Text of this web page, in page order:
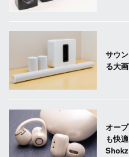
サウ
る大
オー
も快